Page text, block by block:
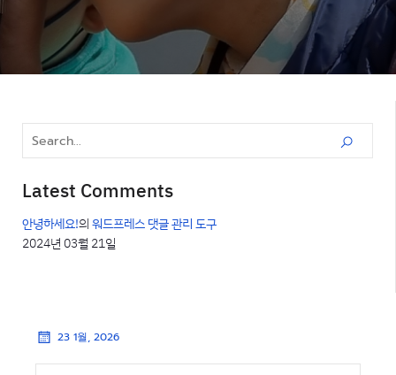
Latest Comments
안녕하세요!의 워드프레스 댓글 관리 도구
2024년 03월 21일
23 1월, 2026